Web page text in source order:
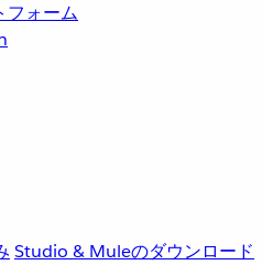
フォーム
Studio & Muleのダウンロード